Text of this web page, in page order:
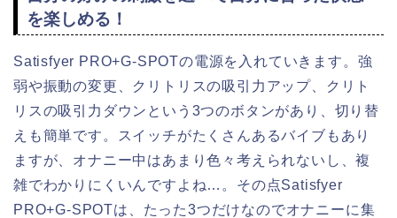
を楽しめる！
Satisfyer PRO+G-SPOTの電源を入れていきます。強
弱や振動の変更、クリトリスの吸引力アップ、クリト
リスの吸引力ダウンという3つのボタンがあり、切り替
えも簡単です。スイッチがたくさんあるバイブもあり
ますが、オナニー中はあまり色々考えられないし、複
雑でわかりにくいんですよね…。その点Satisfyer
PRO+G-SPOTは、たった3つだけなのでオナニーに集